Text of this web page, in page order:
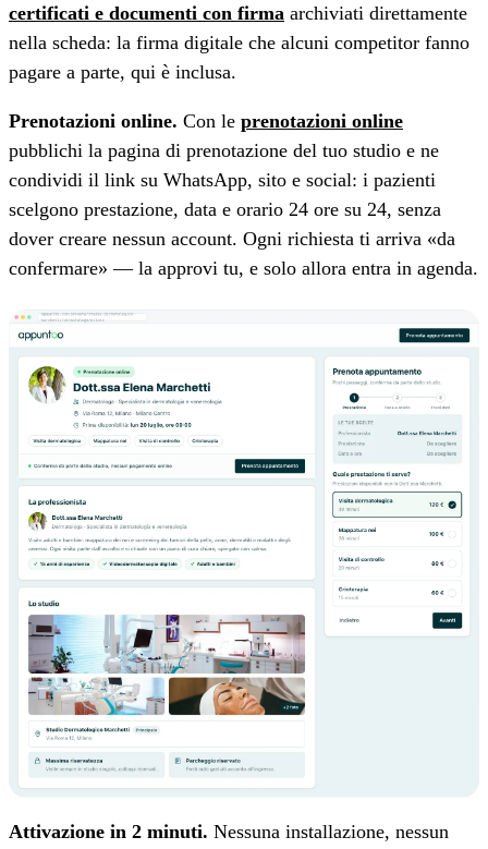
certificati e documenti con firma archiviati direttamente
nella scheda: la firma digitale che alcuni competitor fanno
pagare a parte, qui è inclusa.
Prenotazioni online. Con le prenotazioni online
pubblichi la pagina di prenotazione del tuo studio e ne
condividi il link su WhatsApp, sito e social: i pazienti
scelgono prestazione, data e orario 24 ore su 24, senza
dover creare nessun account. Ogni richiesta ti arriva «da
confermare» — la approvi tu, e solo allora entra in agenda.
Attivazione in 2 minuti. Nessuna installazione, nessun